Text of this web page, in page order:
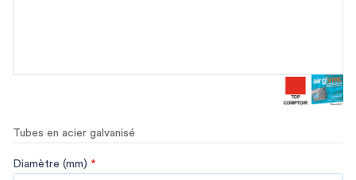
Tubes en acier galvanisé
Diamètre (mm) *